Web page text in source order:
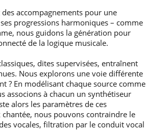
accompagnements pour une
progressions harmoniques – comme
nous guidons la génération pour
de la logique musicale.
dites supervisées, entraînent
Nous explorons une voie différente
? En modélisant chaque source comme
associons à chacun un synthétiseur
alors les paramètres de ces
nous pouvons contraindre le
vocales, filtration par le conduit vocal